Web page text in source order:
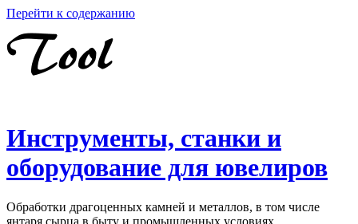
Перейти к содержанию
Инструменты, станки и
оборудование для ювелиров
Обработки драгоценных камней и металлов, в том числе
янтаря сырца в быту и промышленных условиях